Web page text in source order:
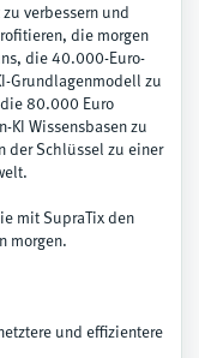
verbessern und
die morgen
die 40.000-Euro-
Grundlagenmodell zu
80.000 Euro
KI Wissensbasen zu
der Schlüssel zu einer
mit SupraTix den
morgen.
und effizientere